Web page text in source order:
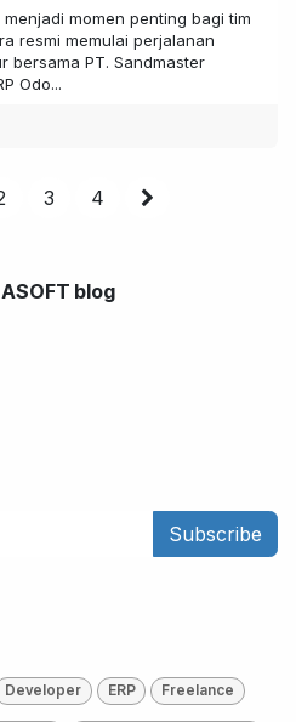
momen penting bagi tim
resmi memulai perjalanan
bersama PT. Sandmaster
Odo...
3
4
blog
Subscribe
Developer ERP Freelance